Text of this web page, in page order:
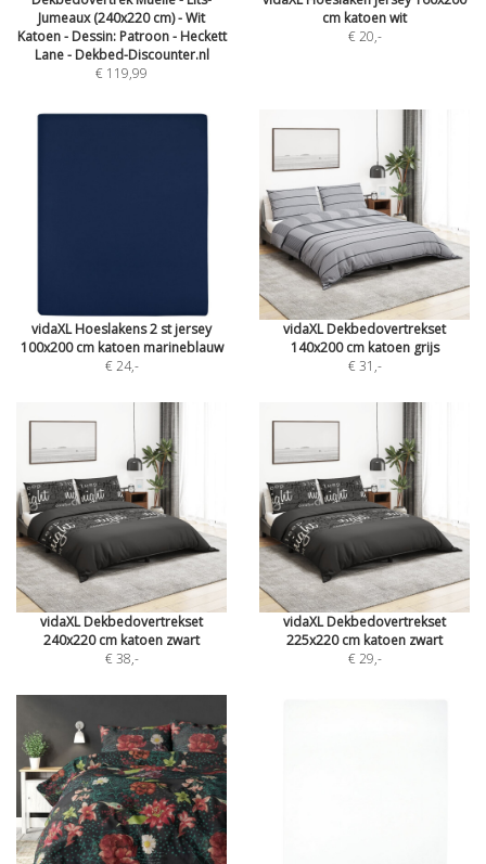
Jumeaux (240x220 cm) - Wit
Katoen - Dessin: Patroon - Heckett
Lane - Dekbed-Discounter.nl
€ 119,99
cm katoen wit
€ 20,-
vidaXL Hoeslakens 2 st jersey
100x200 cm katoen marineblauw
€ 24,-
vidaXL Dekbedovertrekset
140x200 cm katoen grijs
€ 31 ,-
vidaXL Dekbedovertrekset
240x220 cm katoen zwart
€ 38,-
vidaXL Dekbedovertrekset
225x220 cm katoen zwart
€ 29,-